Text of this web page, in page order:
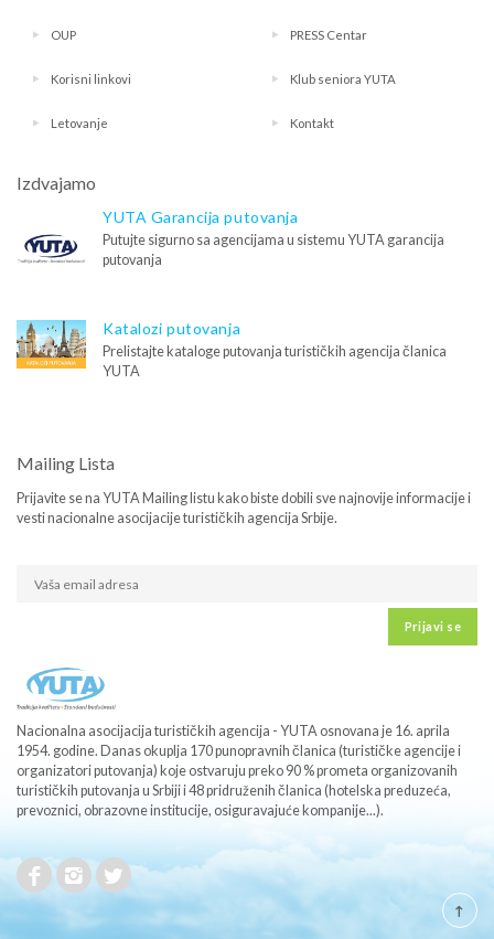
OUP PRESS Centar
Korisni linkovi Klub seniora YUTA
Letovanje Kontakt
Izdvajamo
YUTA Garancija putovanja
Putujte sigurno sa agencijama u sistemu YUTA garancija
putovanja
Katalozi putovanja
Prelistajte kataloge putovanja turističkih agencija članica
YUTA
Mailing Lista
Prijavite se na YUTA Mailing listu kako biste dobili sve najnovije informacije i
vesti nacionalne asocijacije turističkih agencija Srbije.
Prijavi se
Nacionalna asocijacija turističkih agencija - YUTA osnovana je 16. aprila
1954. godine. Danas okuplja 170 punopravnih članica (turističke agencije i
organizatori putovanja) koje ostvaruju preko 90 % prometa organizovanih
turističkih putovanja u Srbiji i 48 pridruženih članica (hotelska preduzeća,
prevoznici, obrazovne institucije, osiguravajuće kompanije...).